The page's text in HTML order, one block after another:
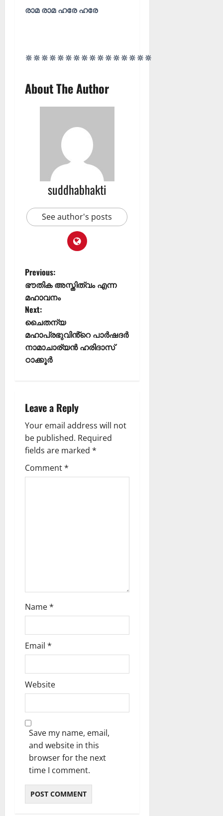
രാമ രാമ ഹരേ ഹരേ
🔆🔆🔆🔆🔆🔆🔆🔆🔆🔆🔆🔆🔆🔆🔆🔆
About The Author
suddhabhakti
See author's posts
Previous:
ഭൗതിക അസ്തിത്വം എന്ന
മഹാവനം
Next:
ചൈതന്യ
മഹാപ്രഭുവിൻ്റെ പാർഷദർ
നാമാചാര്യൻ ഹരിദാസ്
ഠാക്കൂർ
Leave a Reply
Your email address will not
be published. Required
fields are marked *
Comment*
Name*
Email *
Website
Save my name, email,
and website in this
browser for the next
time I comment.